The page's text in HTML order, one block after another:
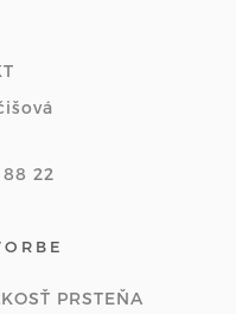
88 22
PRSTEŇA